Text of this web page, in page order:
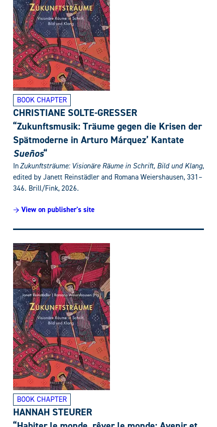
BOOK CHAPTER
CHRISTIANE SOLTE-GRESSER
“Zukunftsmusik: Träume gegen die Krisen der
Spätmoderne in Arturo Márquez’ Kantate
Sueños“
InZukunftsträume: Visionäre Räume in Schrift, Bild und Klang,
edited by Janett Reinstädler and Romana Weiershausen, 331–
346. Brill/Fink, 2026.
→ View on publisher's site
BOOK CHAPTER
HANNAH STEURER